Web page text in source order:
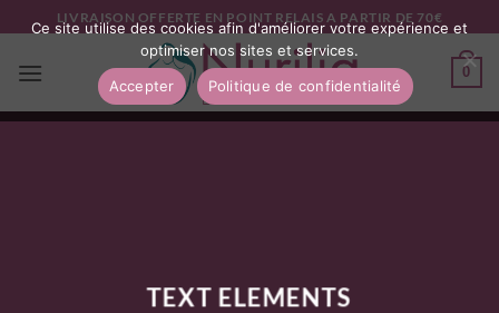
au
contenu
LIVRAISON OFFERTE EN POINT RELAIS A PARTIR DE 70€
0
TEXT ELEMENTS
Ce site utilise des cookies afin d'améliorer votre expérience et
optimiser nos sites et services.
Accepter
Politique de confidentialité